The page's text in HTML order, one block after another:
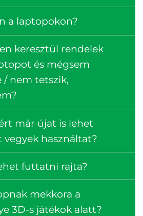
a laptopokon?
keresztül rendelek
és mégsem
/ nem tetszik,
már újat is lehet
vegyek használtat?
futtatni rajta?
mekkora a
3D-s játékok alatt?